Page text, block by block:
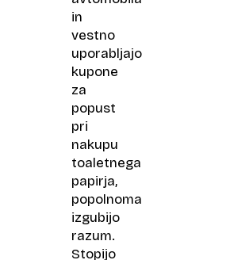
in
vestno
uporabljajo
kupone
za
popust
pri
nakupu
toaletnega
papirja,
popolnoma
izgubijo
razum.
Stopijo